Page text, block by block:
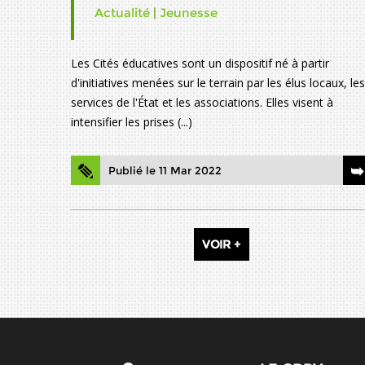
Actualité | Jeunesse
Les Cités éducatives sont un dispositif né à partir
d'initiatives menées sur le terrain par les élus locaux, les
services de l'État et les associations. Elles visent à
intensifier les prises (...)
Publié le 11 Mar 2022
VOIR +